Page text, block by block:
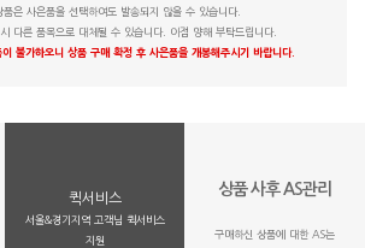
품은 사은품을 선택하여도 발송되지 않을 수 있습니다.
다른 품목으로 대체될 수 있습니다. 이점 양해 부탁드립니다.
불가하오니 상품 구매 확정 후 사은품을 개봉해주시기 바랍니다.
퀵서비스
서울&경기지역 고객님 퀵서비스
지원
상품 사후 AS관리
구매하신 상품에 대한 AS는